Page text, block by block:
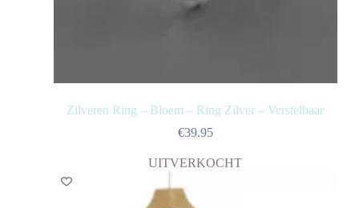
Zilveren Ring – Bloem – Ring Zilver – Verstelbaar
€39.95
UITVERKOCHT